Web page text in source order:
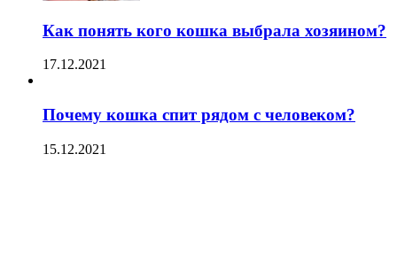
Как понять кого кошка выбрала хозяином?
17.12.2021
Почему кошка спит рядом с человеком?
15.12.2021